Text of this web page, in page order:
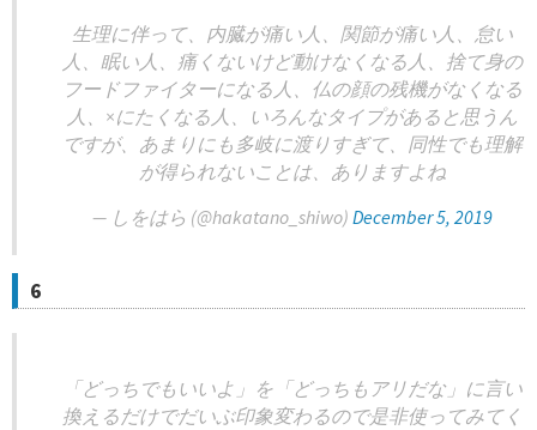
生理に伴って、内臓が痛い人、関節が痛い人、怠い
人、眠い人、痛くないけど動けなくなる人、捨て身の
フードファイターになる人、仏の顔の残機がなくなる
人、×にたくなる人、いろんなタイプがあると思うん
ですが、あまりにも多岐に渡りすぎて、同性でも理解
が得られないことは、ありますよね
— しをはら (@hakatano_shiwo) December 5, 2019
6
「どっちでもいいよ」を「どっちもアリだな」に言い
換えるだけでだいぶ印象変わるので是非使ってみてく